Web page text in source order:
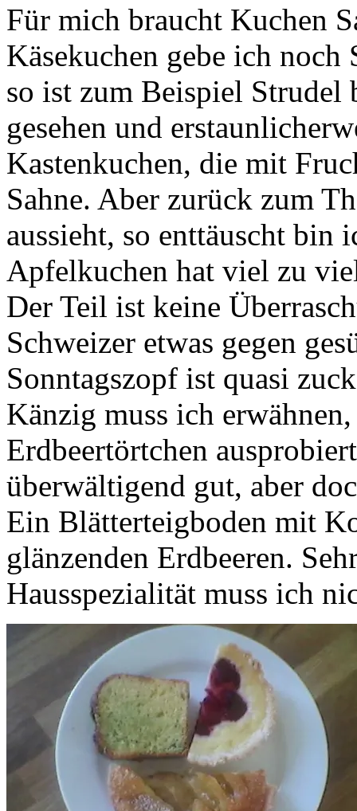
Für mich braucht Kuchen
Käsekuchen gebe ich noch
so ist zum Beispiel Strudel
gesehen und
Kastenkuchen, die mit
Sahne. Aber zurück zum
aussieht, so enttäuscht bin
Apfelkuchen hat viel zu
Der Teil ist keine
Schweizer etwas gegen
Sonntagszopf ist quasi
Känzig muss ich
Erdbeertörtchen
überwältigend gut, aber
Ein Blätterteigboden mit
glänzenden Erdbeeren.
Hausspezialität muss ich